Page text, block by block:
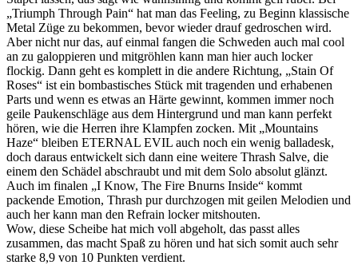
„Triumph Through Pain“ hat man das Feeling, zu Beginn klassische
Metal Züge zu bekommen, bevor wieder drauf gedroschen wird.
Aber nicht nur das, auf einmal fangen die Schweden auch mal cool
an zu galoppieren und mitgröhlen kann man hier auch locker
flockig. Dann geht es komplett in die andere Richtung, „Stain Of
Roses“ ist ein bombastisches Stück mit tragenden und erhabenen
Parts und wenn es etwas an Härte gewinnt, kommen immer noch
geile Paukenschläge aus dem Hintergrund und man kann perfekt
hören, wie die Herren ihre Klampfen zocken. Mit „Mountains
Haze“ bleiben ETERNAL EVIL auch noch ein wenig balladesk,
doch daraus entwickelt sich dann eine weitere Thrash Salve, die
einem den Schädel abschraubt und mit dem Solo absolut glänzt.
Auch im finalen „I Know, The Fire Bnurns Inside“ kommt
packende Emotion, Thrash pur durchzogen mit geilen Melodien und
auch her kann man den Refrain locker mitshouten.
Wow, diese Scheibe hat mich voll abgeholt, das passt alles
zusammen, das macht Spaß zu hören und hat sich somit auch sehr
starke 8,9 von 10 Punkten verdient.